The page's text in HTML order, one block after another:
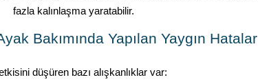
fazla kalınlaşma yaratabilir.
Bakımında Yapılan Yaygın Hatalar
düşüren bazı alışkanlıklar var: